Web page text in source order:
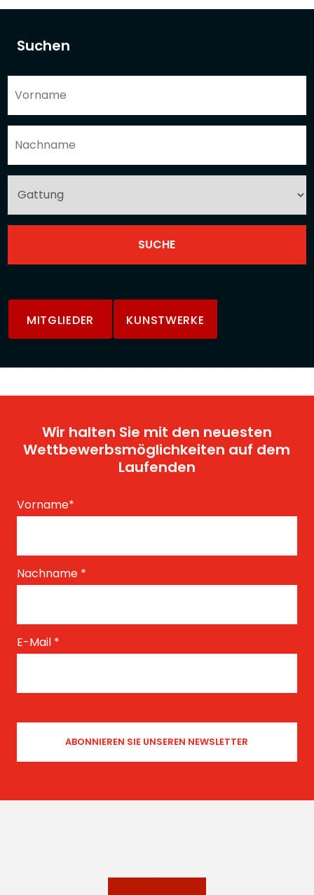
Suchen
MITGLIEDER KUNSTWERKE
Wir halten Sie mit den neuesten
Wettbewerbsmöglichkeiten auf dem
Laufenden
Vorname*
Nachname *
E-Mail *